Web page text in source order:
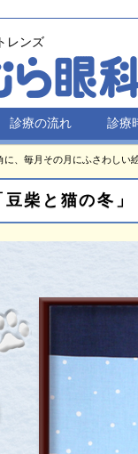
レンズ
診療の流れ 診療
、毎月その月にふさわしい
柴と猫の冬」